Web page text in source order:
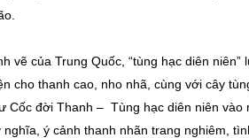
vẽ của Trung Quốc, “tùng hạc diên
cho thanh cao, nho nhã, cùng với cây
Cốc đời Thanh – Tùng hạc diên niên
ý cảnh thanh nhãn trang nghiêm,